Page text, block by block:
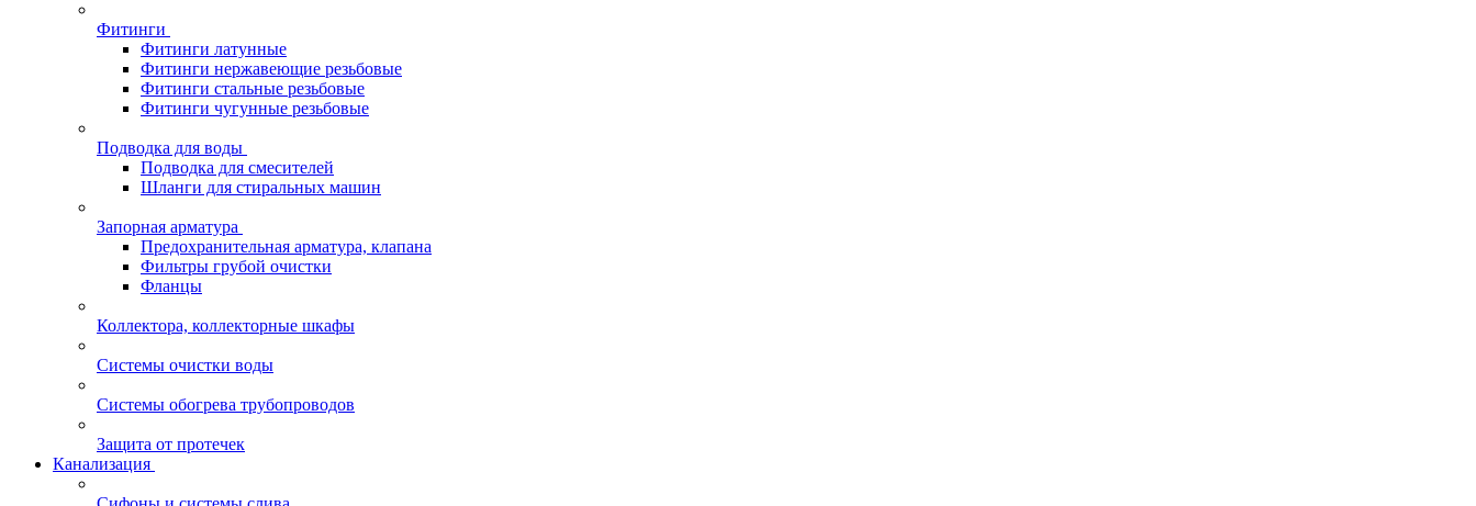
Фитинги
Фитинги латунные
Фитинги нержавеющие резьбовые
Фитинги стальные резьбовые
Фитинги чугунные резьбовые
Подводка для воды
Подводка для смесителей
Шланги для стиральных машин
Запорная арматура
Предохранительная арматура, клапана
Фильтры грубой очистки
Фланцы
Коллектора, коллекторные шкафы
Системы очистки воды
Системы обогрева трубопроводов
Защита от протечек
Канализация